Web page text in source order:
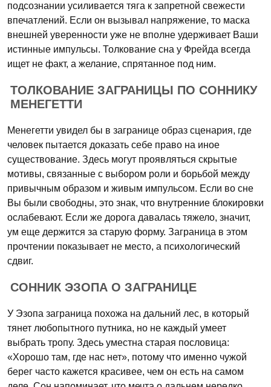
подсознании усиливается тяга к запретной свежести
впечатлений. Если он вызывал напряжение, то маска
внешней уверенности уже не вполне удерживает Ваши
истинные импульсы. Толкование сна у Фрейда всегда
ищет не факт, а желание, спрятанное под ним.
ТОЛКОВАНИЕ ЗАГРАНИЦЫ ПО СОННИКУ
МЕНЕГЕТТИ
Менегетти увидел бы в загранице образ сценария, где
человек пытается доказать себе право на иное
существование. Здесь могут проявляться скрытые
мотивы, связанные с выбором роли и борьбой между
привычным образом и живым импульсом. Если во сне
Вы были свободны, это знак, что внутренние блокировки
ослабевают. Если же дорога давалась тяжело, значит,
ум еще держится за старую форму. Заграница в этом
прочтении показывает не место, а психологический
сдвиг.
СОННИК ЭЗОПА О ЗАГРАНИЦЕ
У Эзопа заграница похожа на дальний лес, в который
тянет любопытного путника, но не каждый умеет
выбрать тропу. Здесь уместна старая пословица:
«Хорошо там, где нас нет», потому что именно чужой
берег часто кажется красивее, чем он есть на самом